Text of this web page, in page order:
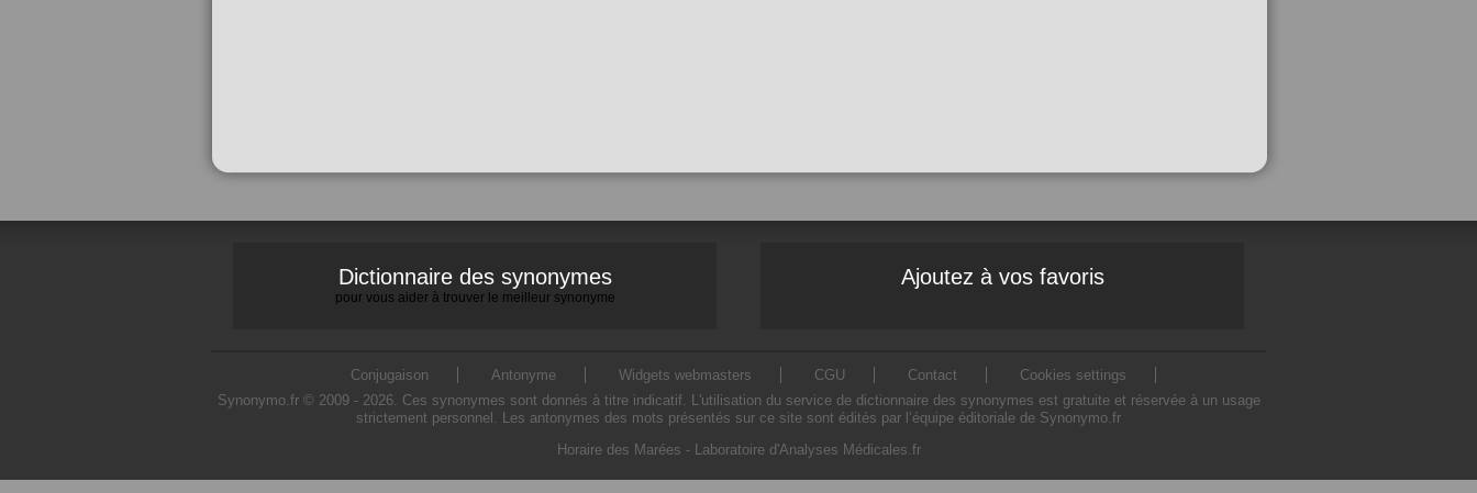
Dictionnaire des synonymes
pour vous aider à trouver le meilleur synonyme
Ajoutez à vos favoris
Conjugaison Antonyme Widgets webmasters CGU Contact
Cookies settings
Synonymo.fr © 2009 - 2026. Ces synonymes sont donnés à titre indicatif. L'utilisation du service de dictionnaire des synonymes est gratuite et réservée à un usage
strictement personnel. Les antonymes des mots présentés sur ce site sont édités par l’équipe éditoriale de Synonymo.fr
Horaire des Marées - Laboratoire d'Analyses Médicales.fr